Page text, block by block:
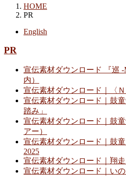
HOME
PR
English
PR
宣伝素材ダウンロード 『巡
内）
宣伝素材ダウンロード｜〈
宣伝素材ダウンロード｜鼓
踏み」
宣伝素材ダウンロード｜鼓
アー）
宣伝素材ダウンロード｜鼓
2025
宣伝素材ダウンロード｜翔走
宣伝素材ダウンロード｜い